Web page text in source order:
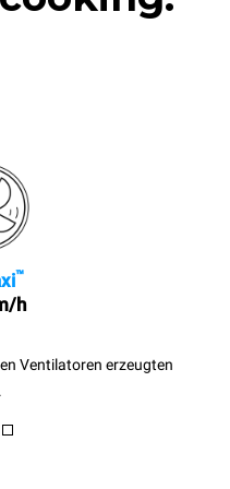
™
h
Ventilatoren erzeugten